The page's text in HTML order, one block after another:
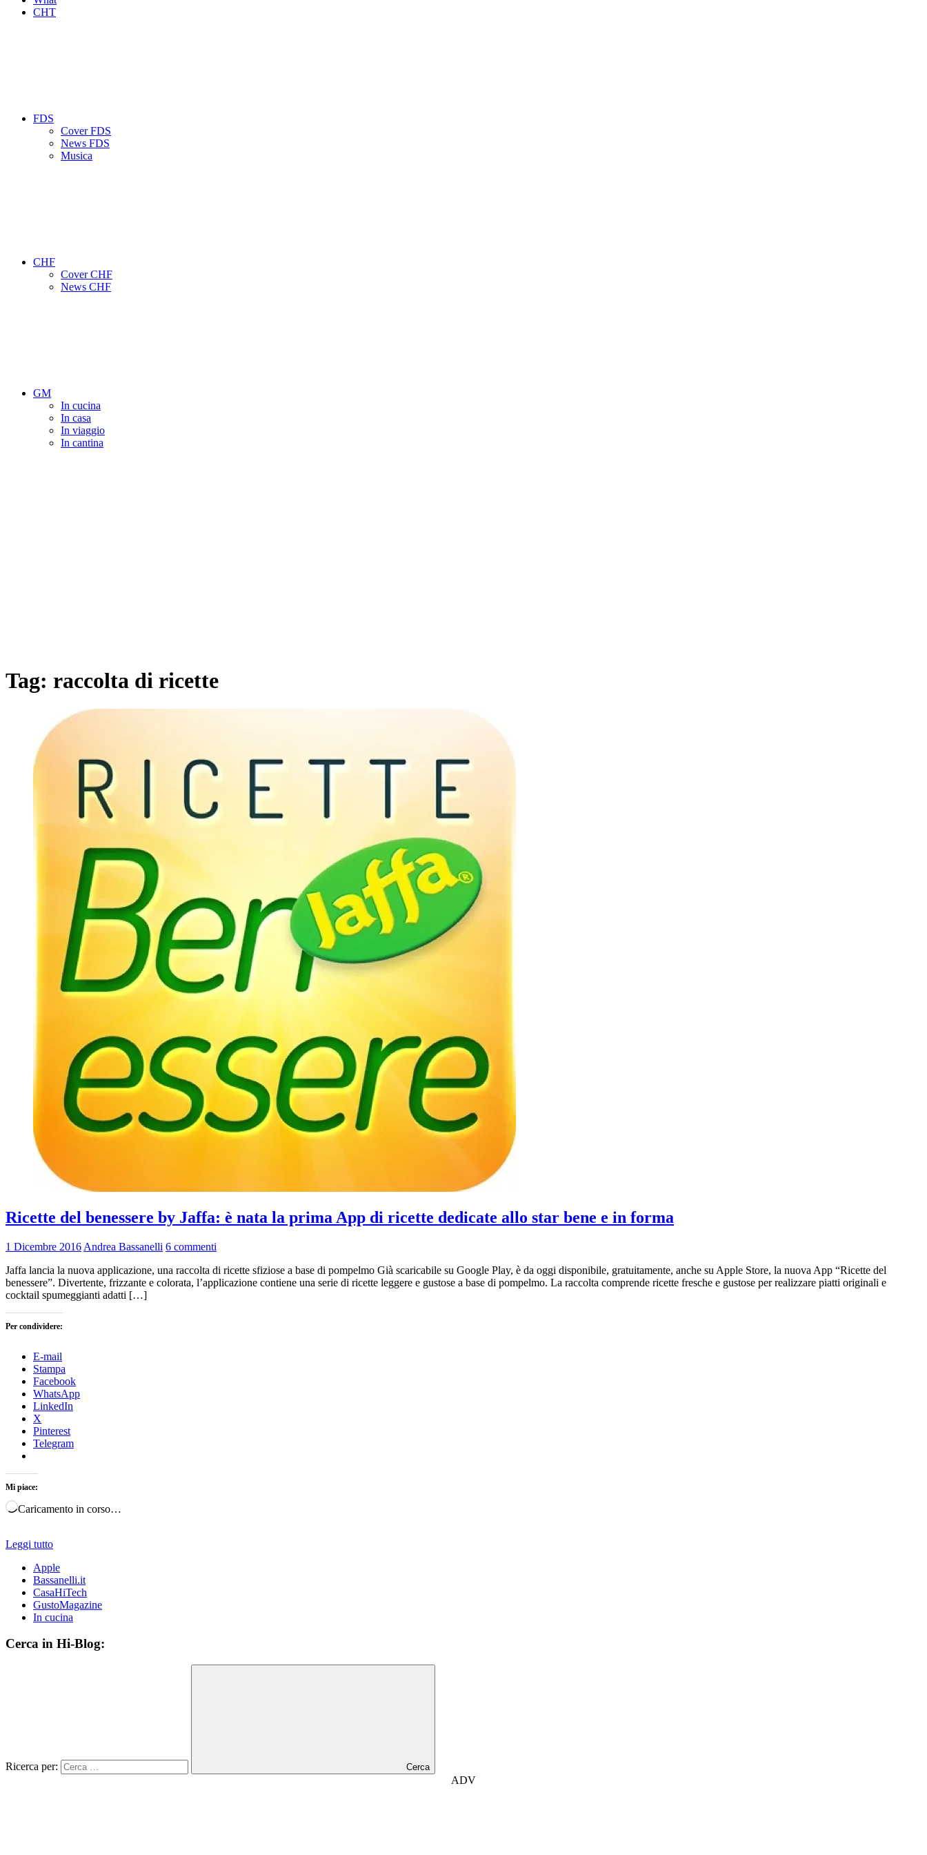
CHT
FDS
Cover FDS
News FDS
Musica
CHF
Cover CHF
News CHF
GM
In cucina
In casa
In viaggio
In cantina
Tag: raccolta di ricette
Ricette del benessere by Jaffa: è nata la prima App di ricette dedicate allo star bene e in forma
1 Dicembre 2016 Andrea Bassanelli 6 commenti
Jaffa lancia la nuova applicazione, una raccolta di ricette sfiziose a base di pompelmo Già scaricabile su Google Play, è da oggi disponibile, gratuitamente, anche su Apple Store, la nuova App “Ricette del
benessere”. Divertente, frizzante e colorata, l’applicazione contiene una serie di ricette leggere e gustose a base di pompelmo. La raccolta comprende ricette fresche e gustose per realizzare piatti originali e
cocktail spumeggianti adatti […]
Per condividere:
E-mail
Stampa
Facebook
WhatsApp
LinkedIn
X
Pinterest
Telegram
Mi piace:
Caricamento in corso…
Leggi tutto
Apple
Bassanelli.it
CasaHiTech
GustoMagazine
In cucina
Cerca in Hi-Blog:
Ricerca per: Cerca
ADV